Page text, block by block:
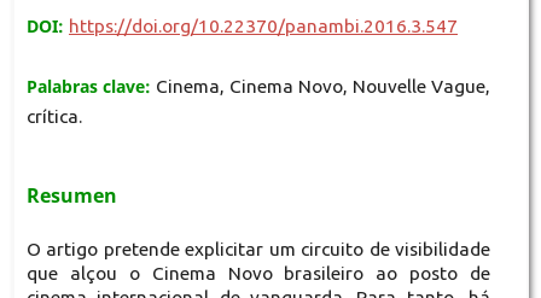
DOI: https://doi.org/10.22370/panambi.2016.3.547
Palabras clave: Cinema, Cinema Novo, Nouvelle Vague,
crítica.
Resumen
O artigo pretende explicitar um circuito de visibilidade
que alçou o Cinema Novo brasileiro ao posto de